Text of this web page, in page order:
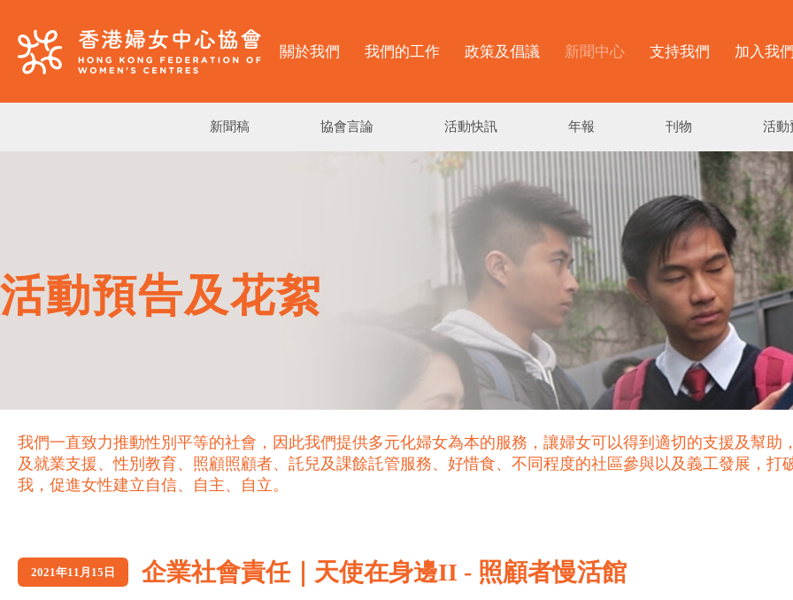
關於我們 我們的工作 政策及倡議 新聞中心 支持我們 加入我
新聞稿 協會言論 活動快訊 年報 刊物 活動
活動預告及花絮
我們一直致力推動性別平等的社會，因此我們提供多元化婦女為本的服務，讓婦女可以得到適切的支援及幫助
及就業支援、性別教育、照顧照顧者、託兒及課餘託管服務、好惜食、不同程度的社區參與以及義工發展，打
我，促進女性建立自信、自主、自立。
2021年11月15日 企業社會責任｜天使在身邊II - 照顧者慢活館